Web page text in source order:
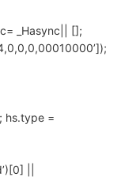
_Hasync|| [];
hs.type =
||